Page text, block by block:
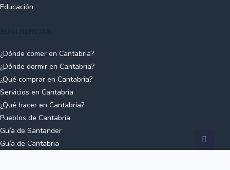
Educación
¿Dónde comer en Cantabria?
¿Dónde dormir en Cantabria?
¿Qué comprar en Cantabria?
Servicios en Cantabria
¿Qué hacer en Cantabria?
Pueblos de Cantabria
Guía de Santander
Guía de Cantabria